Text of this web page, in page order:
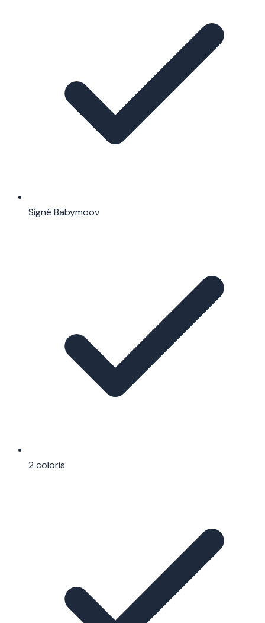
Signé Babymoov
2 coloris